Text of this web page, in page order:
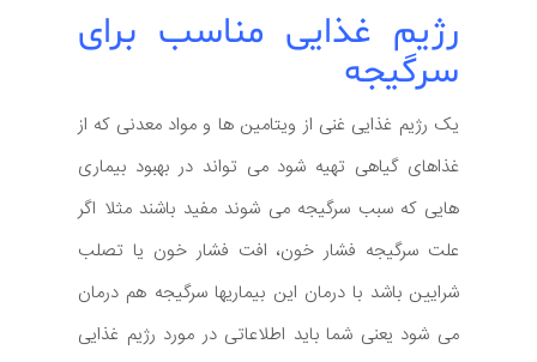
رژیم غذایی مناسب برای
سرگیجه
یک رژیم غذایی غنی از ویتامین ها و مواد معدنی که از
غذاهای گیاهی تهیه شود می تواند در بهبود بیماری
هایی که سبب سرگیجه می شوند مفید باشند مثلا اگر
علت سرگیجه فشار خون، افت فشار خون یا تصلب
شرایین باشد با درمان این بیماریها سرگیجه هم درمان
می شود یعنی شما باید اطلاعاتی در مورد رژیم غذایی